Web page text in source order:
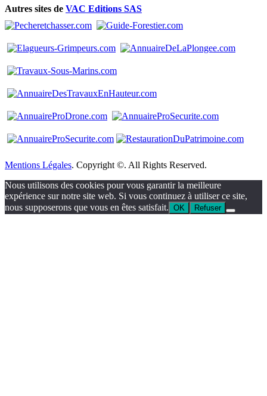
Autres sites de VAC Editions SAS
Mentions Légales. Copyright ©. All Rights Reserved.
Nous utilisons des cookies pour vous garantir la meilleure
expérience sur notre site web. Si vous continuez à utiliser ce site,
nous supposerons que vous en êtes satisfait. OK Refuser